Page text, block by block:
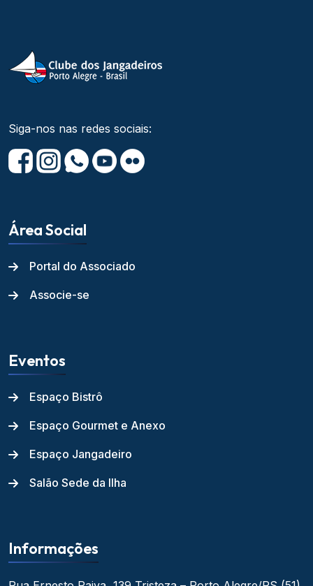
Siga-nos nas redes sociais:
Área Social
Portal do Associado
Associe-se
Eventos
Espaço Bistrô
Espaço Gourmet e Anexo
Espaço Jangadeiro
Salão Sede da Ilha
Informações